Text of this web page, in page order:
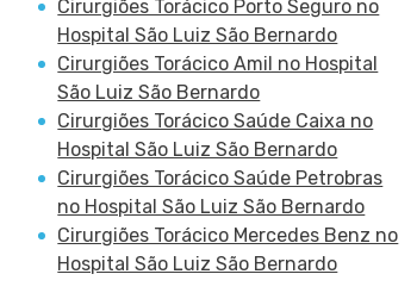
Cirurgiões Torácico Porto Seguro no
Hospital São Luiz São Bernardo
Cirurgiões Torácico Amil no Hospital
São Luiz São Bernardo
Cirurgiões Torácico Saúde Caixa no
Hospital São Luiz São Bernardo
Cirurgiões Torácico Saúde Petrobras
no Hospital São Luiz São Bernardo
Cirurgiões Torácico Mercedes Benz no
Hospital São Luiz São Bernardo